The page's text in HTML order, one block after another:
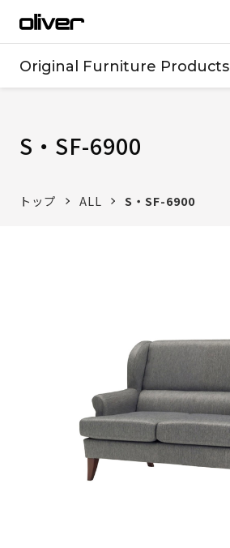
Original Furniture Products
S・SF-6900
トップ ALL S・SF-6900